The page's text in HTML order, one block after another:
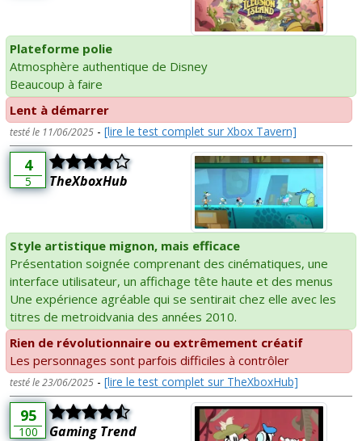
Plateforme polie
Atmosphère authentique de Disney
Beaucoup à faire
Lent à démarrer
testé le 11/06/2025 - [lire le test complet sur Xbox Tavern]
4
5 TheXboxHub
Style artistique mignon, mais efficace
Présentation soignée comprenant des cinématiques, une
interface utilisateur, un affichage tête haute et des menus
Une expérience agréable qui se sentirait chez elle avec les
titres de metroidvania des années 2010.
Rien de révolutionnaire ou extrêmement créatif
Les personnages sont parfois difficiles à contrôler
testé le 23/06/2025 - [lire le test complet sur TheXboxHub]
95
100 Gaming Trend